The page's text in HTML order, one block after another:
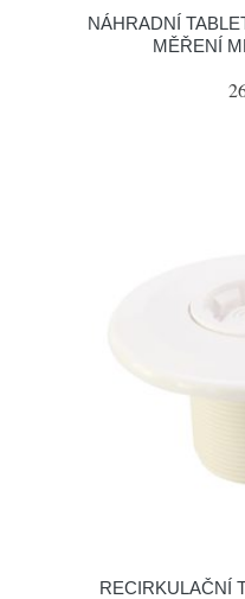
NÁHRADNÍ
MĚŘENÍ
RECIRKULAČNÍ